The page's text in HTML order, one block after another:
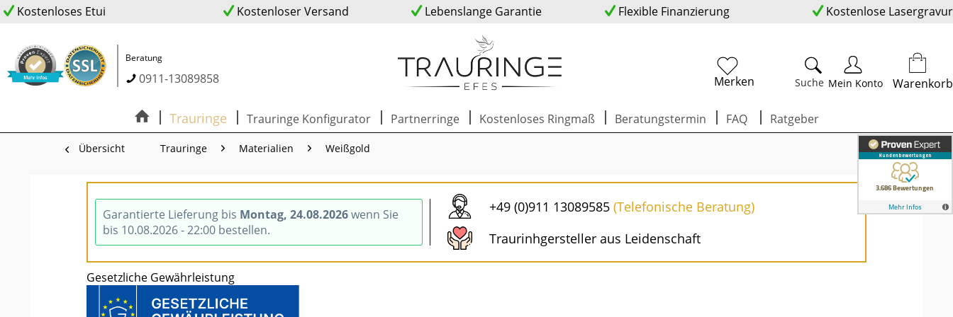
Kostenloses Etui Kostenloser Versand Lebenslange Garantie Flexible Finanzierung Kostenlose Lasergravur
Beratung
0911-13089858 Suche
Merken Mein Konto Warenkorb
Trauringe Trauringe Konfigurator Partnerringe Kostenloses Ringmaß Beratungstermin FAQ Ratgeber
Übersicht Trauringe Materialien Weißgold
Garantierte Lieferung bis Montag, 24.08.2026wenn Sie
bis 10.08.2026 - 22:00 bestellen.
+49 (0)911 13089585(Telefonische Beratung)
Traurinhgersteller aus Leidenschaft
Gesetzliche Gewährleistung